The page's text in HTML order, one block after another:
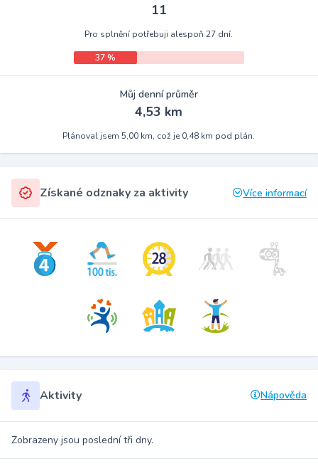
11
Pro splnění potřebuji alespoň 27 dní.
37 %
Můj denní průměr
4,53 km
Plánoval jsem 5,00 km, což je 0,48 km pod plán.
Získané odznaky za aktivity Více informací
Aktivity Nápověda
Zobrazeny jsou poslední tři dny.